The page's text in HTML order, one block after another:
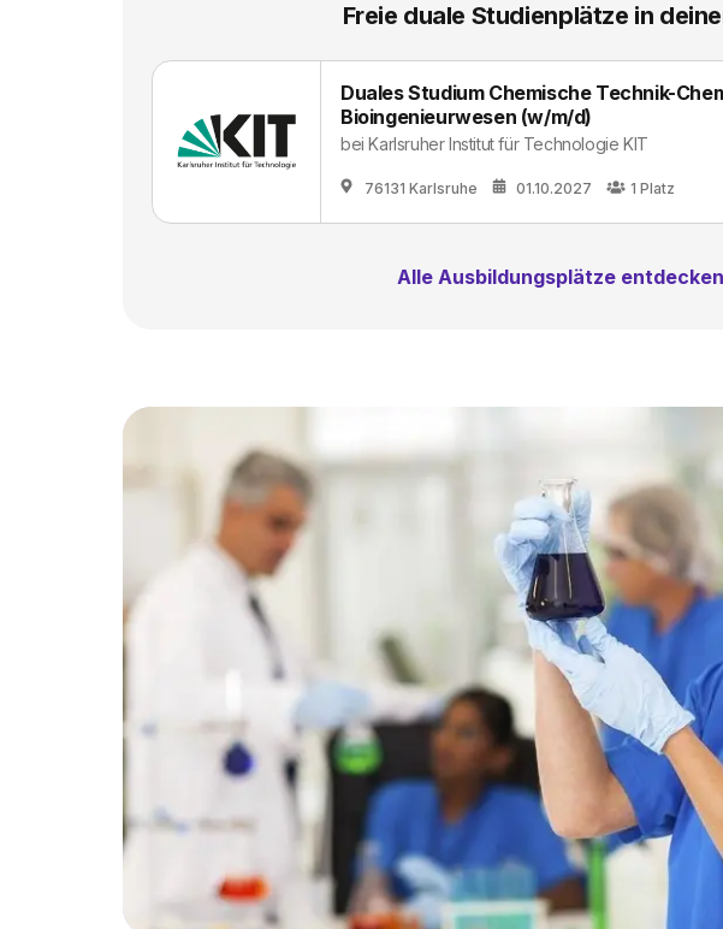
Freie duale Studienplätze in
Duales Studium Chemische Technik-
Bioingenieurwesen (w/m/d)
beiKarlsruher Institut für Technologie KIT
76131 Karlsruhe 01.10.2027 1 Platz
Alle Ausbildungsplätze entdecken